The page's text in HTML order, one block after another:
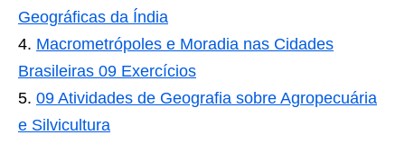
Geográficas da Índia
Macrometrópoles e Moradia nas Cidades
Brasileiras 09 Exercícios
09 Atividades de Geografia sobre Agropecuária
e Silvicultura